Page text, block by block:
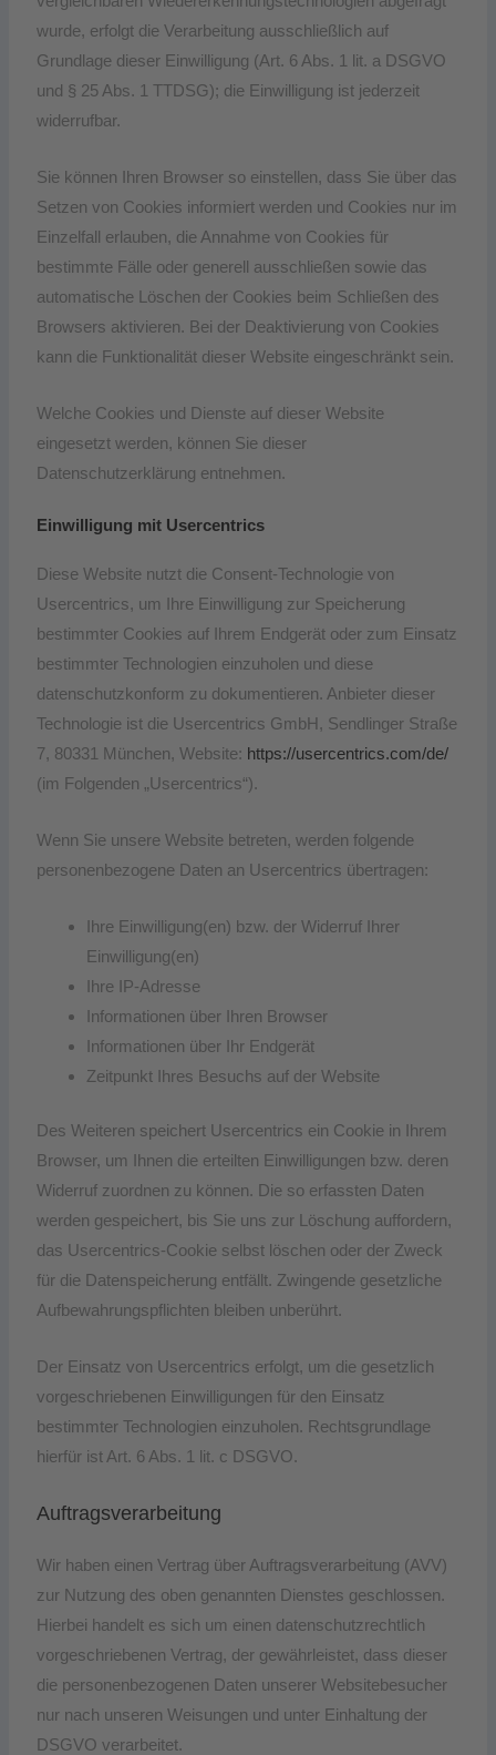
wurde, erfolgt die Verarbeitung ausschließlich auf
Grundlage dieser Einwilligung (Art. 6 Abs. 1 lit. a DSGVO
und § 25 Abs. 1 TTDSG); die Einwilligung ist jederzeit
widerrufbar.
Sie können Ihren Browser so einstellen, dass Sie über das
Setzen von Cookies informiert werden und Cookies nur im
Einzelfall erlauben, die Annahme von Cookies für
bestimmte Fälle oder generell ausschließen sowie das
automatische Löschen der Cookies beim Schließen des
Browsers aktivieren. Bei der Deaktivierung von Cookies
kann die Funktionalität dieser Website eingeschränkt sein.
Welche Cookies und Dienste auf dieser Website
eingesetzt werden, können Sie dieser
Datenschutzerklärung entnehmen.
Einwilligung mit Usercentrics
Diese Website nutzt die Consent-Technologie von
Usercentrics, um Ihre Einwilligung zur Speicherung
bestimmter Cookies auf Ihrem Endgerät oder zum Einsatz
bestimmter Technologien einzuholen und diese
datenschutzkonform zu dokumentieren. Anbieter dieser
Technologie ist die Usercentrics GmbH, Sendlinger Straße
7, 80331 München, Website: https://usercentrics.com/de/
(im Folgenden „Usercentrics“).
Wenn Sie unsere Website betreten, werden folgende
personenbezogene Daten an Usercentrics übertragen:
Ihre Einwilligung(en) bzw. der Widerruf Ihrer
Einwilligung(en)
Ihre IP-Adresse
Informationen über Ihren Browser
Informationen über Ihr Endgerät
Zeitpunkt Ihres Besuchs auf der Website
Des Weiteren speichert Usercentrics ein Cookie in Ihrem
Browser, um Ihnen die erteilten Einwilligungen bzw. deren
Widerruf zuordnen zu können. Die so erfassten Daten
werden gespeichert, bis Sie uns zur Löschung auffordern,
das Usercentrics-Cookie selbst löschen oder der Zweck
für die Datenspeicherung entfällt. Zwingende gesetzliche
Aufbewahrungspflichten bleiben unberührt.
Der Einsatz von Usercentrics erfolgt, um die gesetzlich
vorgeschriebenen Einwilligungen für den Einsatz
bestimmter Technologien einzuholen. Rechtsgrundlage
hierfür ist Art. 6 Abs. 1 lit. c DSGVO.
Auftragsverarbeitung
Wir haben einen Vertrag über Auftragsverarbeitung (AVV)
zur Nutzung des oben genannten Dienstes geschlossen.
Hierbei handelt es sich um einen datenschutzrechtlich
vorgeschriebenen Vertrag, der gewährleistet, dass dieser
die personenbezogenen Daten unserer Websitebesucher
nur nach unseren Weisungen und unter Einhaltung der
DSGVO verarbeitet.